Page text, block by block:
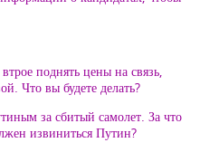
поднять цены на связь,
Что вы будете делать?
за сбитый самолет. За что
извиниться Путин?